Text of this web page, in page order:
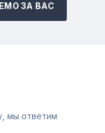
ЗА ВАС
мы ответим